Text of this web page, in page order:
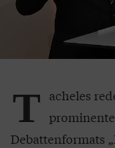
T acheles
Debattenformats